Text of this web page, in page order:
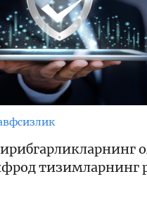
тизимларнинг